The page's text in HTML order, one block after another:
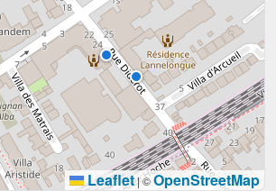
Leaflet|©OpenStreetMap